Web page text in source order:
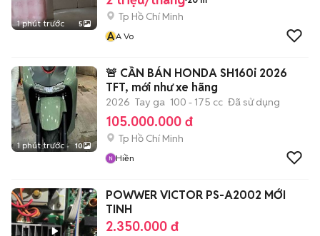
1 phút trước 5
Tp Hồ Chí Minh
AA Vo
1 phút trước 10
🚨 CẦN BÁN HONDA SH160i 2026
TFT, mới như xe hãng
2026 Tay ga 100 - 175 cc Đã sử dụng
105.000.000 đ
Tp Hồ Chí Minh
Hiền
POWWER VICTOR PS-A2002 MỚI
TINH
2.350.000 đ